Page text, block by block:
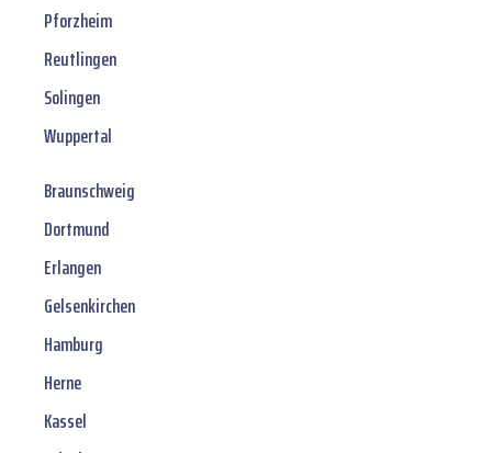
Pforzheim
Reutlingen
Solingen
Wuppertal
Braunschweig
Dortmund
Erlangen
Gelsenkirchen
Hamburg
Herne
Kassel